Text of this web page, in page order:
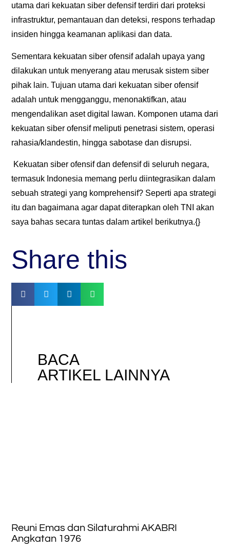
utama dari kekuatan siber defensif terdiri dari proteksi
infrastruktur, pemantauan dan deteksi, respons terhadap
insiden hingga keamanan aplikasi dan data.
Sementara kekuatan siber ofensif adalah upaya yang
dilakukan untuk menyerang atau merusak sistem siber
pihak lain. Tujuan utama dari kekuatan siber ofensif
adalah untuk mengganggu, menonaktifkan, atau
mengendalikan aset digital lawan. Komponen utama dari
kekuatan siber ofensif meliputi penetrasi sistem, operasi
rahasia/klandestin, hingga sabotase dan disrupsi.
Kekuatan siber ofensif dan defensif di seluruh negara,
termasuk Indonesia memang perlu diintegrasikan dalam
sebuah strategi yang komprehensif? Seperti apa strategi
itu dan bagaimana agar dapat diterapkan oleh TNI akan
saya bahas secara tuntas dalam artikel berikutnya.{}
Share this
BACA
ARTIKEL LAINNYA
Reuni Emas dan Silaturahmi AKABRI
Angkatan 1976